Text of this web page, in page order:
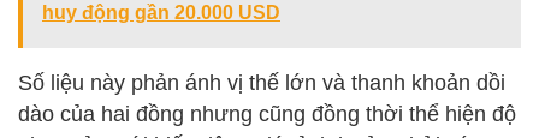
huy động gần 20.000 USD
Số liệu này phản ánh vị thế lớn và thanh khoản dồi
dào của hai đồng nhưng cũng đồng thời thể hiện độ